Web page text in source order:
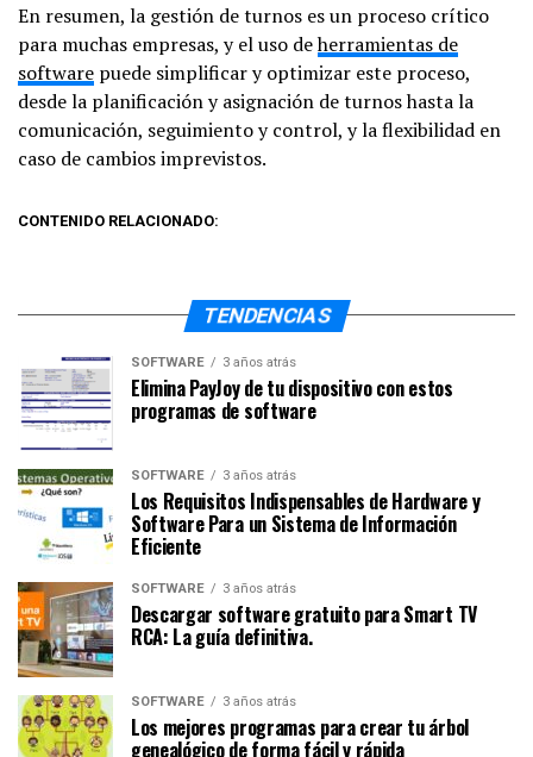
En resumen, la gestión de turnos es un proceso crítico
para muchas empresas, y el uso deherramientas de
software puede simplificar y optimizar este proceso,
desde la planificación y asignación de turnos hasta la
comunicación, seguimiento y control, y la flexibilidad en
caso de cambios imprevistos.
CONTENIDO RELACIONADO:
TENDENCIAS
SOFTWARE 3 años atrás
Elimina PayJoy de tu dispositivo con estos
programas de software
SOFTWARE 3 años atrás
Los Requisitos Indispensables de Hardware y
Software Para un Sistema de Información
Eficiente
SOFTWARE 3 años atrás
Descargar software gratuito para Smart TV
RCA: La guía definitiva.
SOFTWARE 3 años atrás
Los mejores programas para crear tu árbol
genealógico de forma fácil y rápida